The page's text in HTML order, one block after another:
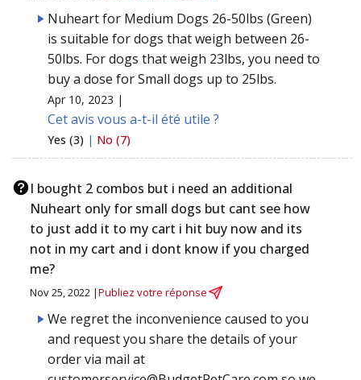
Nuheart for Medium Dogs 26-50lbs (Green)
is suitable for dogs that weigh between 26-
50lbs. For dogs that weigh 23lbs, you need to
buy a dose for Small dogs up to 25lbs.
Apr 10, 2023 |
Cet avis vous a-t-il été utile ?
Yes (3) | No (7)
I bought 2 combos but i need an additional
Nuheart only for small dogs but cant see how
to just add it to my cart i hit buy now and its
not in my cart and i dont know if you charged
me?
Nov 25, 2022 |Publiez votre réponse
We regret the inconvenience caused to you
and request you share the details of your
order via mail at